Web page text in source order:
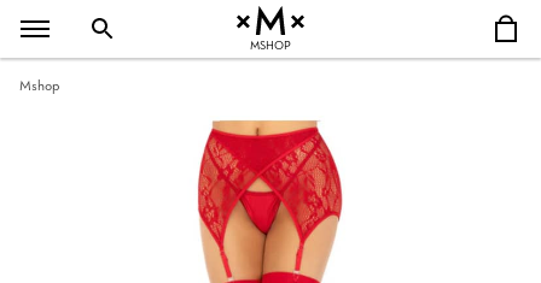
MSHOP
Mshop